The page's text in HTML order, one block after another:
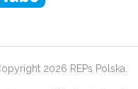
2026 REPs Polska.